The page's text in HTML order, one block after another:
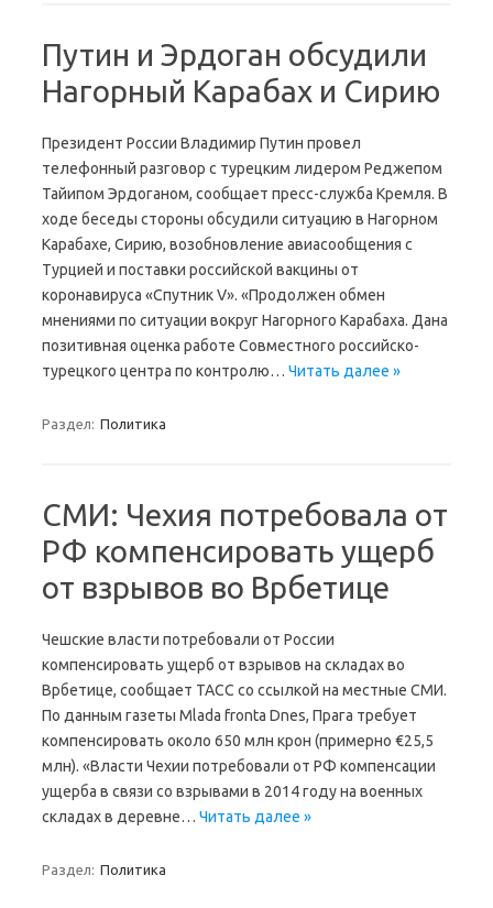
Путин и Эрдоган обсудили
Нагорный Карабах и Сирию
Президент России Владимир Путин провел
телефонный разговор с турецким лидером Реджепом
Тайипом Эрдоганом, сообщает пресс-служба Кремля. В
ходе беседы стороны обсудили ситуацию в Нагорном
Карабахе, Сирию, возобновление авиасообщения с
Турцией и поставки российской вакцины от
коронавируса «Спутник V». «Продолжен обмен
мнениями по ситуации вокруг Нагорного Карабаха. Дана
позитивная оценка работе Совместного российско-
турецкого центра по контролю… Читать далее »
Раздел: Политика
СМИ: Чехия потребовала от
РФ компенсировать ущерб
от взрывов во Врбетице
Чешские власти потребовали от России
компенсировать ущерб от взрывов на складах во
Врбетице, сообщает ТАСС со ссылкой на местные СМИ.
По данным газеты Mlada fronta Dnes, Прага требует
компенсировать около 650 млн крон (примерно €25,5
млн). «Власти Чехии потребовали от РФ компенсации
ущерба в связи со взрывами в 2014 году на военных
складах в деревне… Читать далее »
Раздел: Политика